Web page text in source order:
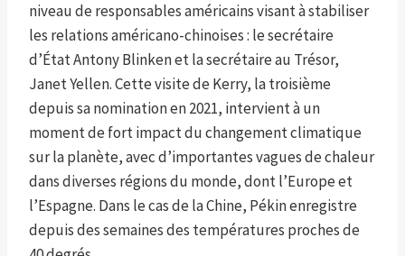
niveau de responsables américains visant à stabiliser
les relations américano-chinoises : le secrétaire
d’État Antony Blinken et la secrétaire au Trésor,
Janet Yellen. Cette visite de Kerry, la troisième
depuis sa nomination en 2021, intervient à un
moment de fort impact du changement climatique
sur la planète, avec d’importantes vagues de chaleur
dans diverses régions du monde, dont l’Europe et
l’Espagne. Dans le cas de la Chine, Pékin enregistre
depuis des semaines des températures proches de